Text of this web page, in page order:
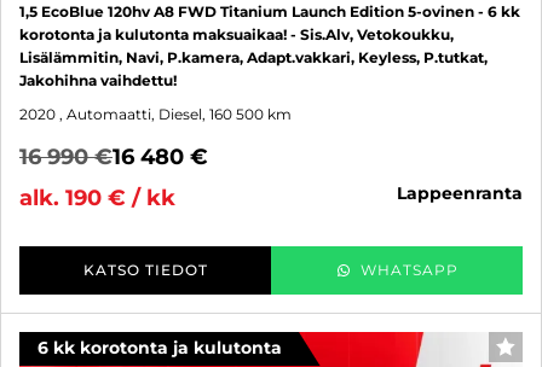
1,5 EcoBlue 120hv A8 FWD Titanium Launch Edition 5-ovinen - 6 kk
korotonta ja kulutonta maksuaikaa! - Sis.Alv, Vetokoukku,
Lisälämmitin, Navi, P.kamera, Adapt.vakkari, Keyless, P.tutkat,
Jakohihna vaihdettu!
2020 , Automaatti, Diesel, 160 500 km
16 990 €16 480 €
alk. 190 € / kk
lappeenranta
KATSO TIEDOT WHATSAPP
6 kk korotonta ja kulutonta